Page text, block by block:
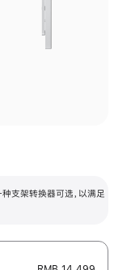
支架转换器可选，以满足